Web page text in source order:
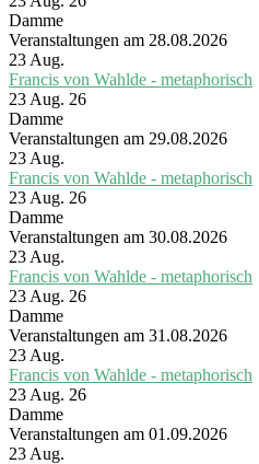
Damme
Veranstaltungen am 28.08.2026
23 Aug.
Francis von Wahlde - metaphorisch
23 Aug. 26
Damme
Veranstaltungen am 29.08.2026
23 Aug.
Francis von Wahlde - metaphorisch
23 Aug. 26
Damme
Veranstaltungen am 30.08.2026
23 Aug.
Francis von Wahlde - metaphorisch
23 Aug. 26
Damme
Veranstaltungen am 31.08.2026
23 Aug.
Francis von Wahlde - metaphorisch
23 Aug. 26
Damme
Veranstaltungen am 01.09.2026
23 Aug.